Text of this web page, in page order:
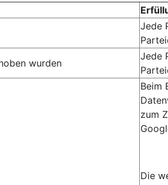
Jede
wurden
Jede
Beim
zum
Die